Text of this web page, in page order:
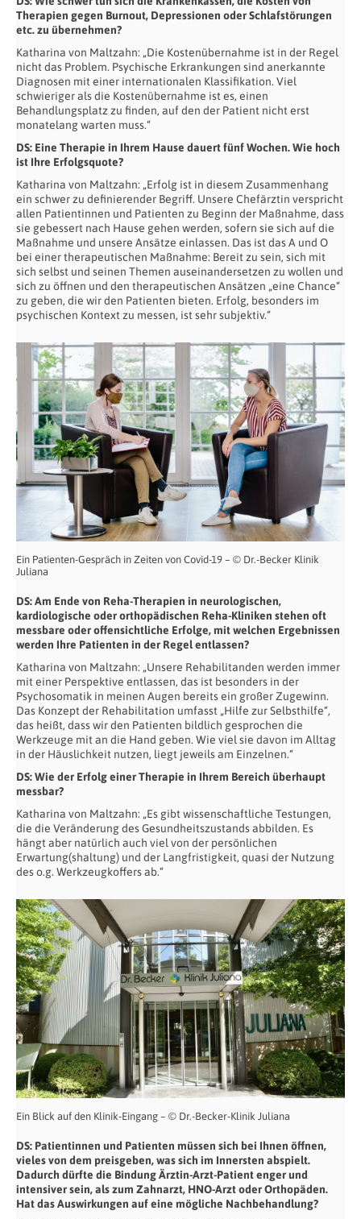
Therapien gegen Burnout, Depressionen oder Schlafstörungen
etc. zu übernehmen?
Katharina von Maltzahn: „Die Kostenübernahme ist in der Regel
nicht das Problem. Psychische Erkrankungen sind anerkannte
Diagnosen mit einer internationalen Klassifikation. Viel
schwieriger als die Kostenübernahme ist es, einen
Behandlungsplatz zu finden, auf den der Patient nicht erst
monatelang warten muss.“
DS: Eine Therapie in Ihrem Hause dauert fünf Wochen. Wie hoch
ist Ihre Erfolgsquote?
Katharina von Maltzahn: „Erfolg ist in diesem Zusammenhang
ein schwer zu definierender Begriff. Unsere Chefärztin verspricht
allen Patientinnen und Patienten zu Beginn der Maßnahme, dass
sie gebessert nach Hause gehen werden, sofern sie sich auf die
Maßnahme und unsere Ansätze einlassen. Das ist das A und O
bei einer therapeutischen Maßnahme: Bereit zu sein, sich mit
sich selbst und seinen Themen auseinandersetzen zu wollen und
sich zu öffnen und den therapeutischen Ansätzen „eine Chance“
zu geben, die wir den Patienten bieten. Erfolg, besonders im
psychischen Kontext zu messen, ist sehr subjektiv.“
Ein Patienten-Gespräch in Zeiten von Covid-19 – © Dr.-Becker Klinik
Juliana
DS: Am Ende von Reha-Therapien in neurologischen,
kardiologische oder orthopädischen Reha-Kliniken stehen oft
messbare oder offensichtliche Erfolge, mit welchen Ergebnissen
werden Ihre Patienten in der Regel entlassen?
Katharina von Maltzahn: „Unsere Rehabilitanden werden immer
mit einer Perspektive entlassen, das ist besonders in der
Psychosomatik in meinen Augen bereits ein großer Zugewinn.
Das Konzept der Rehabilitation umfasst „Hilfe zur Selbsthilfe“,
das heißt, dass wir den Patienten bildlich gesprochen die
Werkzeuge mit an die Hand geben. Wie viel sie davon im Alltag
in der Häuslichkeit nutzen, liegt jeweils am Einzelnen.“
DS: Wie der Erfolg einer Therapie in Ihrem Bereich überhaupt
messbar?
Katharina von Maltzahn: „Es gibt wissenschaftliche Testungen,
die die Veränderung des Gesundheitszustands abbilden. Es
hängt aber natürlich auch viel von der persönlichen
Erwartung(shaltung) und der Langfristigkeit, quasi der Nutzung
des o.g. Werkzeugkoffers ab.“
Ein Blick auf den Klinik-Eingang – © Dr.-Becker-Klinik Juliana
DS: Patientinnen und Patienten müssen sich bei Ihnen öffnen,
vieles von dem preisgeben, was sich im Innersten abspielt.
Dadurch dürfte die Bindung Ärztin-Arzt-Patient enger und
intensiver sein, als zum Zahnarzt, HNO-Arzt oder Orthopäden.
Hat das Auswirkungen auf eine mögliche Nachbehandlung?